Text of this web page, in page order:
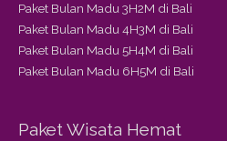
Paket Bulan Madu 3H2M di Bali
Paket Bulan Madu 4H3M di Bali
Paket Bulan Madu 5H4M di Bali
Paket Bulan Madu 6H5M di Bali
Paket Wisata Hemat